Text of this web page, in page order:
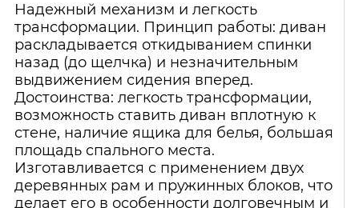
Надежный механизм и легкость
трансформации. Принцип работы: диван
раскладывается откидыванием спинки
назад (до щелчка) и незначительным
выдвижением сидения вперед.
Достоинства: легкость трансформации,
возможность ставить диван вплотную к
стене, наличие ящика для белья, большая
площадь спального места.
Изготавливается с применением двух
деревянных рам и пружинных блоков, что
делает его в особенности долговечным и